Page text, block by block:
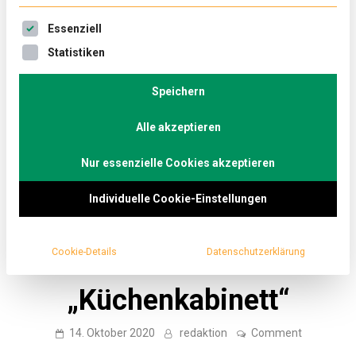
Wie arbeiten
Wissenschaft und
Politik zusammen? –
Berlins Bürgermeister
Michael Müller und
Virologe Schmidt-
Chanasit im
„Küchenkabinett“
14. Oktober 2020 redaktion Commenton
Es folgt eine Liste der Service-Gruppen, für die eine
Essenziell
Statistiken
Speichern
Alle akzeptieren
Nur essenzielle Cookies akzeptieren
Individuelle Cookie-Einstellungen
Cookie-Details Datenschutzerklärung